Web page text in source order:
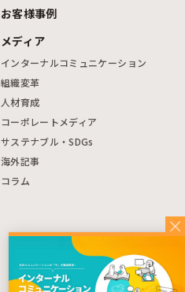
お客様事例
メディア
インターナルコミュニケーション
組織変革
人材育成
コーポレートメディア
サステナブル・SDGs
海外記事
コラム